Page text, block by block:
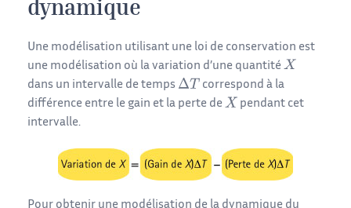
dynamique
Une modélisation utilisant une loi de conservation est
une modélisation où la variation d’une quantité
dans un intervalle de temps
correspond à la
différence entre le gain et la perte de
pendant cet
intervalle.
Pour obtenir une modélisation de la dynamique du